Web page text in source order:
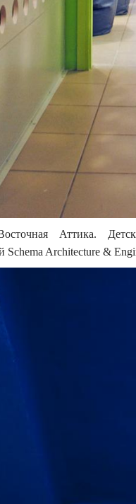
Аттика.
Schema Architecture &